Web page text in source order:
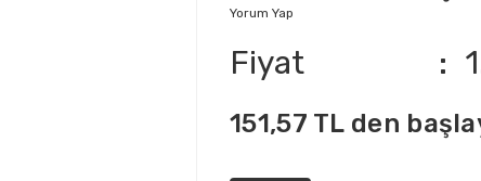
Yorum Yap
Fiyat
151,57 TL den